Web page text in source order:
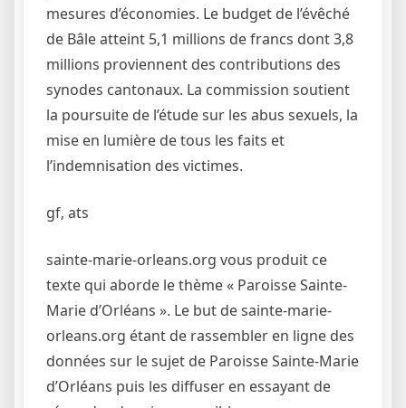
mesures d’économies. Le budget de l’évêché
de Bâle atteint 5,1 millions de francs dont 3,8
millions proviennent des contributions des
synodes cantonaux. La commission soutient
la poursuite de l’étude sur les abus sexuels, la
mise en lumière de tous les faits et
l’indemnisation des victimes.
gf, ats
sainte-marie-orleans.org vous produit ce
texte qui aborde le thème « Paroisse Sainte-
Marie d’Orléans ». Le but de sainte-marie-
orleans.org étant de rassembler en ligne des
données sur le sujet de Paroisse Sainte-Marie
d’Orléans puis les diffuser en essayant de